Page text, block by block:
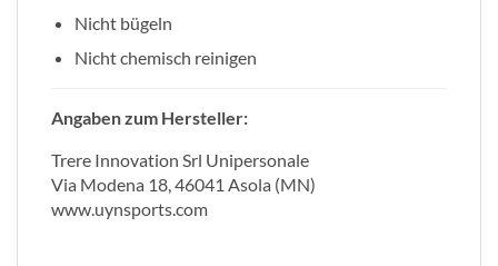
Nicht bügeln
Nicht chemisch reinigen
Angaben zum Hersteller:
Trere Innovation Srl Unipersonale
Via Modena 18, 46041 Asola (MN)
www.uynsports.com